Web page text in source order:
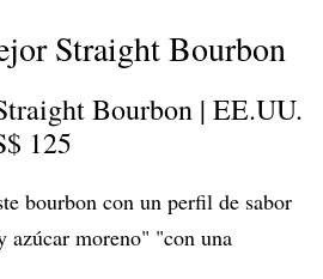
Straight Bourbon
Bourbon | EE.UU.
125
bourbon con un perfil de sabor
azúcar moreno" "con una